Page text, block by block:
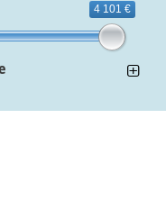
4 101 €